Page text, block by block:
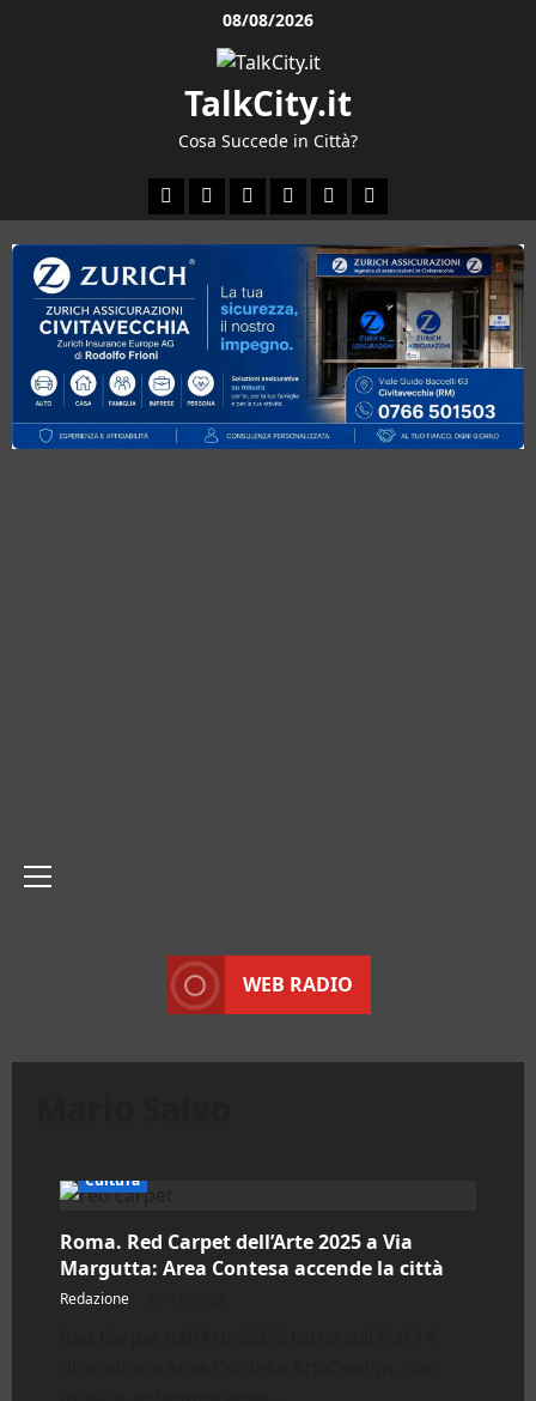
08/08/2026
TalkCity.it
Cosa Succede in Città?
FacebookInstagram
YouTubeTwitterEmailEnte
Naturale
Bracciano-
Martignano
WEB RADIO
Cultura
Roma. Red Carpet dell’Arte 2025 a Via
Margutta: Area Contesa accende la città
Redazione